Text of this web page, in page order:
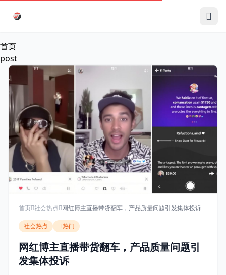
首页
post
首页 社会热点 网红博主直播带货翻车，产品质量问题引发集体投诉
社会热点 热门
网红博主直播带货翻车，产品质量问题引
发集体投诉